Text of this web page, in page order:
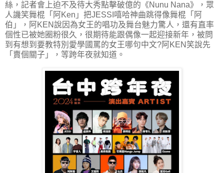
絲，記者會上迫不及待大秀點擊破億的《Nunu Nana》，眾
人譏笑舞棍「阿Ken」把JESSI嘻哈神曲跳得像舞棍「阿
伯」，阿KEN說因為女王的唱功及舞台魅力驚人，還有直率
個性已被她圈粉很久，很期待能跟偶像一起迎接新年，被問
到有想到要教特別愛學國罵的女王哪句中文?阿KEN笑說先
「賣個關子」，等跨年夜就知道。